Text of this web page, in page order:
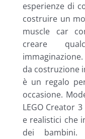
esperienze di
costruire un
muscle car
creare
da costruzione
è un regalo
occasione.
LEGO Creator
e realistici che
dei